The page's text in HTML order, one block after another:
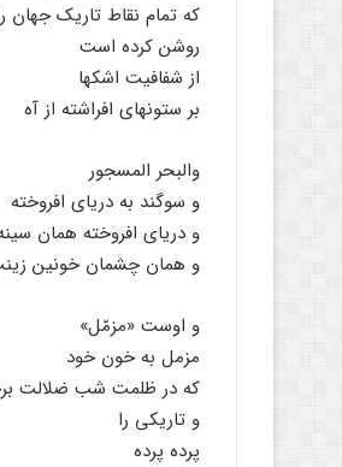
که تمام نقاط تاریک جهان
روشن کرده است
از شفافیت اشکها
بر ستونهای افراشته از آه
والبحر المسجور
و سوگند به دریای افروخته
و دریای افروخته همان
و همان چشمان خونین
و اوست «مزمّل»
مزمل به خون خود
که در ظلمت شب ضلالت
و تاریکی را
پرده پرده